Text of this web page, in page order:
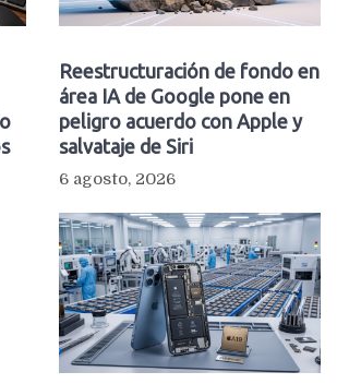
Reestructuración de fondo en
área IA de Google pone en
peligro acuerdo con Apple y
salvataje de Siri
6 agosto, 2026